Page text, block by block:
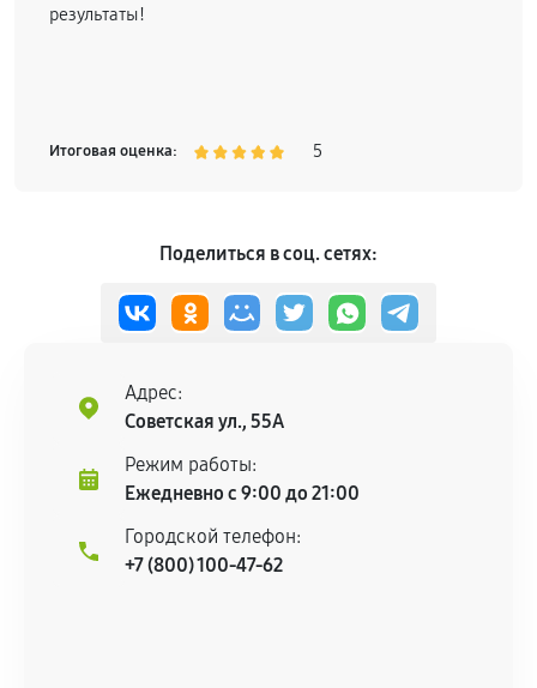
результаты!
Итоговая оценка: 5
Поделиться в соц. сетях:
Адрес:
Советская ул., 55А
Режим работы:
Ежедневно с 9:00 до 21:00
Городской телефон:
+7 (800) 100-47-62